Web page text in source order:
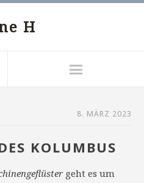
H
8. MÄRZ 2023
KOLUMBUS
geht es um